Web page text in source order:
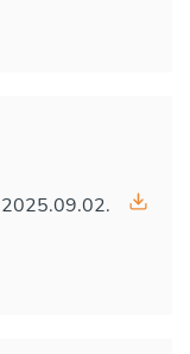
2025.09.02.